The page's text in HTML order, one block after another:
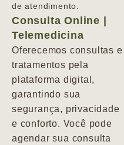
de atendimento.
Consulta Online |
Telemedicina
Oferecemos consultas e
tratamentos pela
plataforma digital,
garantindo sua
segurança, privacidade
e conforto. Você pode
agendar sua consulta